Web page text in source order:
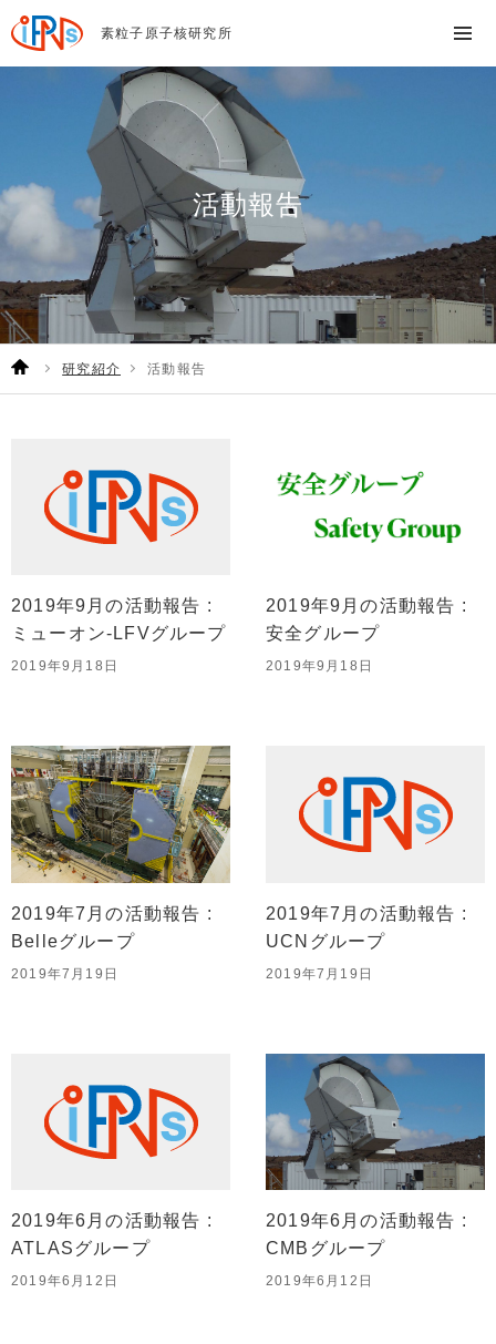
素粒子原子核研究所
活動報告
研究紹介 活動報告
2019年9月の活動報告 :
ミューオン-LFVグループ
2019年9月18日
2019年9月の活動報告 :
安全グループ
2019年9月18日
2019年7月の活動報告 :
Belleグループ
2019年7月19日
2019年7月の活動報告 :
UCNグループ
2019年7月19日
2019年6月の活動報告 :
ATLASグループ
2019年6月12日
2019年6月の活動報告 :
CMBグループ
2019年6月12日